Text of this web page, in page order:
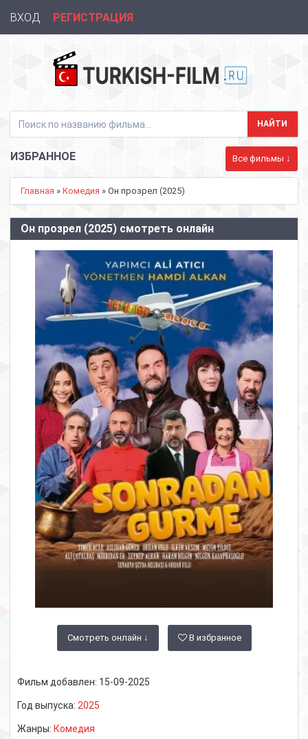
ВХОД РЕГИСТРАЦИЯ
ИЗБРАННОЕ Все фильмы ↓
Главная » Комедия » Он прозрел (2025)
Он прозрел (2025) смотреть онлайн
Смотреть онлайн ↓ В избранное
Фильм добавлен: 15-09-2025
Год выпуска: 2025
Жанры: Комедия